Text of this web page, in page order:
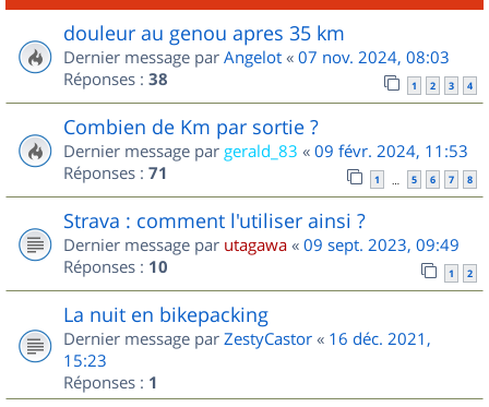
douleur au genou apres 35 km
Dernier message par Angelot « 07 nov. 2024, 08:03
Réponses : 38 1 2 3 4
Combien de Km par sortie ?
Dernier message par gerald_83 « 09 févr. 2024, 11:53
Réponses : 71 1 … 5 6 7 8
Strava : comment l'utiliser ainsi ?
Dernier message par utagawa « 09 sept. 2023, 09:49
Réponses : 10 1 2
La nuit en bikepacking
Dernier message par ZestyCastor « 16 déc. 2021,
15:23
Réponses : 1